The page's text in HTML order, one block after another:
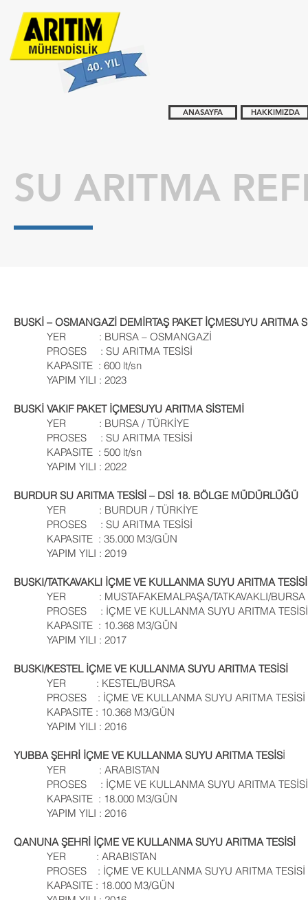
ANASAYFA HAKKIMIZDA
SU ARITMA
BUSKİ – OSMANGAZİ DEMİRTAŞ PAKET İÇMESUYU ARITMA
YER : BURSA – OSMANGAZİ
PROSES : SU ARITMA TESİSİ
KAPASITE : 600 lt/sn
YAPIM YILI : 2023
BUSKİ VAKIF PAKET İÇMESUYU ARITMA SİSTEMİ
YER : BURSA / TÜRKİYE
PROSES : SU ARITMA TESİSİ
KAPASITE : 500 lt/sn
YAPIM YILI : 2022
BURDUR SU ARITMA TESİSİ – DSİ 18. BÖLGE MÜDÜRLÜĞÜ
YER : BURDUR / TÜRKİYE
PROSES : SU ARITMA TESİSİ
KAPASITE : 35.000 M3/GÜN
YAPIM YILI : 2019
BUSKI/TATKAVAKLI İÇME VE KULLANMA SUYU ARITMA TESİSİ
YER : MUSTAFAKEMALPAŞA/TATKAVAKLI/BURSA
PROSES : İÇME VE KULLANMA SUYU ARITMA TESİSİ
KAPASITE : 10.368 M3/GÜN
YAPIM YILI : 2017
BUSKI/KESTEL İÇME VE KULLANMA SUYU ARITMA TESİSİ
YER : KESTEL/BURSA
PROSES : İÇME VE KULLANMA SUYU ARITMA TESİSİ
KAPASITE : 10.368 M3/GÜN
YAPIM YILI : 2016
YUBBA ŞEHRİ İÇME VE KULLANMA SUYU ARITMA TESİSİ
YER : ARABISTAN
PROSES : İÇME VE KULLANMA SUYU ARITMA TESİSİ
KAPASITE : 18.000 M3/GÜN
YAPIM YILI : 2016
QANUNA ŞEHRİ İÇME VE KULLANMA SUYU ARITMA TESİSİ
YER : ARABISTAN
PROSES : İÇME VE KULLANMA SUYU ARITMA TESİSİ
KAPASITE : 18.000 M3/GÜN